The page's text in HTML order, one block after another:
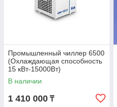
Промышленный чиллер 6500
(Охлаждающая способность
15 кВт-15000Вт)
В наличии
1 410 000 ₸